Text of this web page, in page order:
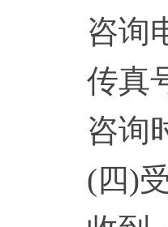
咨询
传真
咨询
(四)